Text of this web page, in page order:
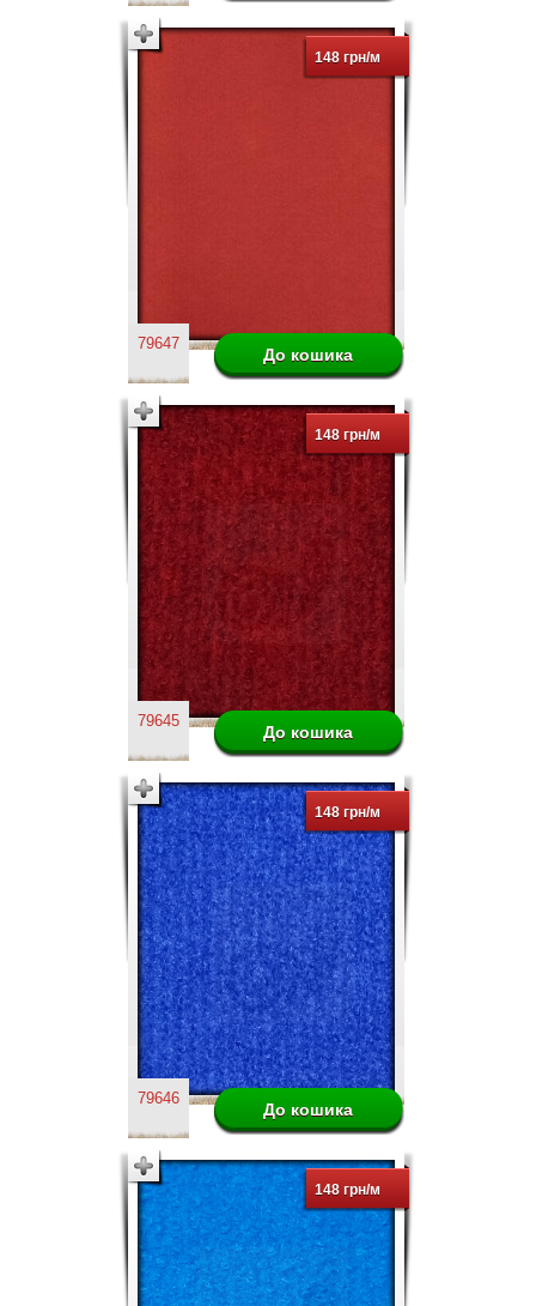
148 грн/м
79647
148 грн/м
79645
148 грн/м
79646
148 грн/м